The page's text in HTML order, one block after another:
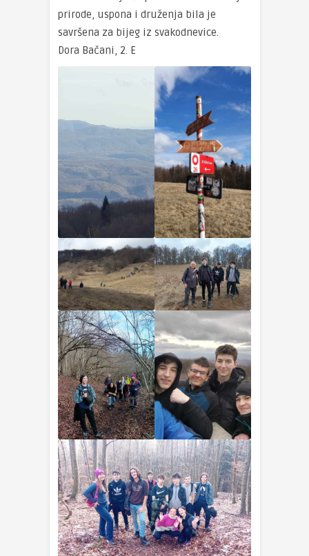
prirode, uspona i druženja bila je
savršena za bijeg iz svakodnevice.
Dora Bačani, 2. E